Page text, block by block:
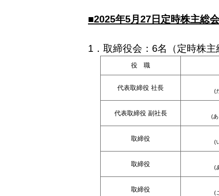
■2025年5月27日定時株主総
1．取締役会：6名（定時株
役 職
代表取締役 社長 (
代表取締役 副社長 (
取締役 (
取締役 (
取締役 (